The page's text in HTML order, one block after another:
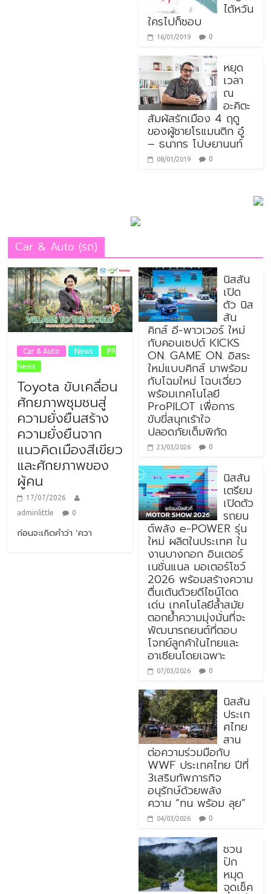
ไต้หวัน
ใครไปก็ชอบ
16/01/2019 0
หยุด
เวลา
ณ
อะคิตะ
สัมผัสรักเมือง 4 ฤดู
ของผู้ชายโรแมนติก อู๋
– ธนากร โปษยานนท์
08/01/2019 0
Car & Auto (รถ)
Car & Auto News
PR
News
Toyota ขับเคลื่อน
ศักยภาพชุมชนสู่
ความยั่งยืนสร้าง
ความยั่งยืนจาก
แนวคิดเมืองสีเขียว
และศักยภาพของ
ผู้คน
17/07/2026
adminlittle
0
ก่อนจะเกิดคำว่า ‘ควา
นิสสัน
เปิด
ตัว นิส
สัน
คิกส์ อี-พาวเวอร์ ใหม่
กับคอนเซปต์ KICKS
ON. GAME ON. อิสระ
ใหม่แบบคิกส์ มาพร้อม
กับโฉมใหม่ โฉบเฉี่ยว
พร้อมเทคโนโลยี
ProPILOT เพื่อการ
ขับขี่สนุกเร้าใจ
ปลอดภัยเต็มพิกัด
23/03/2026 0
นิสสัน
เตรียม
เปิดตัว
รถยน
ต์พลัง e-POWER รุ่น
ใหม่ ผลิตในประเทศ ใน
งานบางกอก อินเตอร์
เนชั่นแนล มอเตอร์โชว์
2026 พร้อมสร้างความ
ตื่นเต้นด้วยดีไซน์โดด
เด่น เทคโนโลยีล้ำสมัย
ตอกย้ำความมุ่งมั่นที่จะ
พัฒนารถยนต์ที่ตอบ
โจทย์ลูกค้าในไทยและ
อาเซียนโดยเฉพาะ
07/03/2026 0
นิสสัน
ประเท
ศไทย
สาน
ต่อความร่วมมือกับ
WWF ประเทศไทย ปีที่
3เสริมทัพภารกิจ
อนุรักษ์ด้วยพลัง
ความ “ทน พร้อม ลุย”
04/03/2026 0
ชวน
ปัก
หมุด
จุดเช็ค